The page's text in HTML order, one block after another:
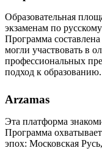
Образовательная
экзаменам по
Программа
могли участвовать в
профессиональных
подход к образованию.
Arzamas
Эта платформа
Программа
эпох: Московская